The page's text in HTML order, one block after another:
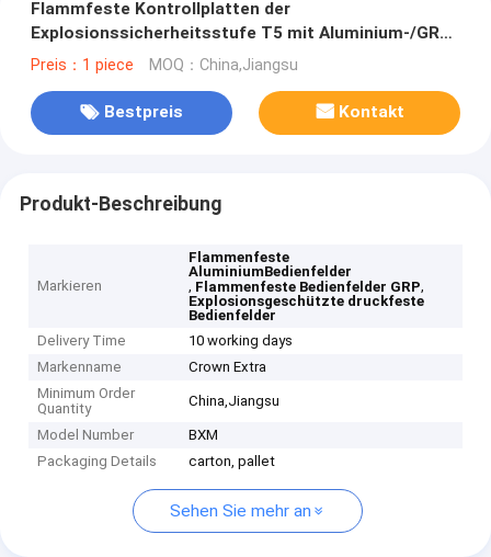
Flammfeste Kontrollplatten der
Explosionssicherheitsstufe T5 mit Aluminium-/GRP-
Konstruktion
Preis：1 piece MOQ：China,Jiangsu
Bestpreis Kontakt
Produkt-Beschreibung
Markieren
Flammenfeste
AluminiumBedienfelder
, Flammenfeste Bedienfelder GRP,
Explosionsgeschützte druckfeste
Bedienfelder
Delivery Time
10 working days
Markenname
Crown Extra
Minimum Order
Quantity
China,Jiangsu
Model Number
BXM
Packaging Details
carton, pallet
Sehen Sie mehr an